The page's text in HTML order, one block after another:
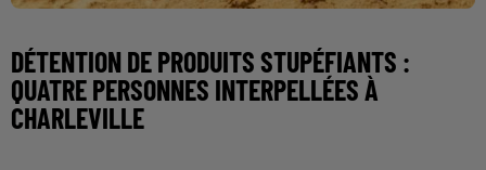
DÉTENTION DE PRODUITS STUPÉFIANTS :
QUATRE PERSONNES INTERPELLÉES À
CHARLEVILLE